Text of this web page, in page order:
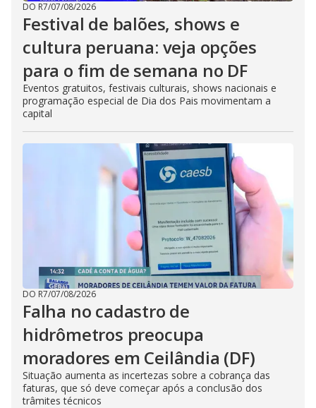
DO R7/07/08/2026
Festival de balões, shows e
cultura peruana: veja opções
para o fim de semana no DF
Eventos gratuitos, festivais culturais, shows nacionais e
programação especial de Dia dos Pais movimentam a
capital
DO R7/07/08/2026
Falha no cadastro de
hidrômetros preocupa
moradores em Ceilândia (DF)
Situação aumenta as incertezas sobre a cobrança das
faturas, que só deve começar após a conclusão dos
trâmites técnicos